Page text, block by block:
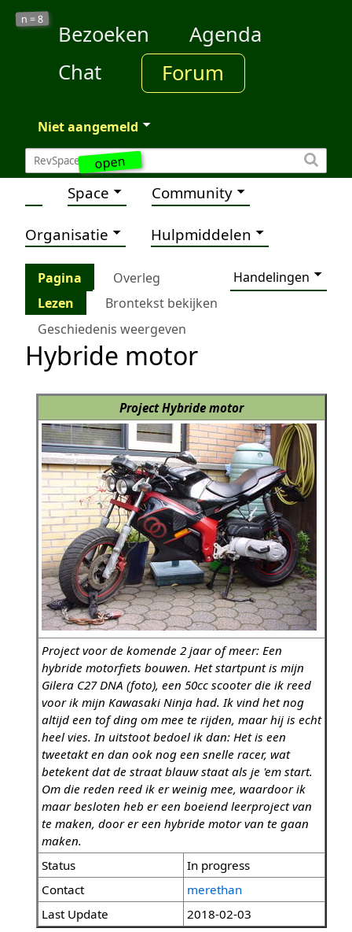
open
n =8
Bezoeken
Agenda
Chat
Forum
Niet aangemeld
Space Community
Organisatie Hulpmiddelen
Pagina Overleg
Handelingen
Lezen
Brontekst bekijken
Geschiedenis weergeven
Hybride motor
Project Hybride motor
Project voor de komende 2 jaar of meer: Een
hybride motorfiets bouwen. Het startpunt is mijn
Gilera C27 DNA (foto), een 50cc scooter die ik reed
voor ik mijn Kawasaki Ninja had. Ik vind het nog
altijd een tof ding om mee te rijden, maar hij is echt
heel vies. In uitstoot bedoel ik dan: Het is een
tweetakt en dan ook nog een snelle racer, wat
betekent dat de straat blauw staat als je 'em start.
Om die reden reed ik er weinig mee, waardoor ik
maar besloten heb er een boeiend leerproject van
te maken, door er een hybride motor van te gaan
maken.
Status
In progress
Contact
merethan
Last Update
2018-02-03